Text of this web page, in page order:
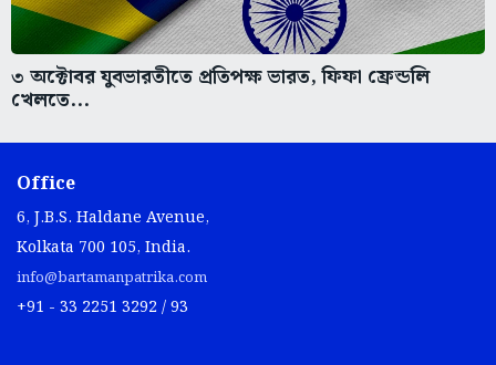
৩ অক্টোবর যুবভারতীতে প্রতিপক্ষ ভারত, ফিফা ফ্রেন্ডলি
খেলতে...
Office
6, J.B.S. Haldane Avenue,
Kolkata 700 105, India.
info@bartamanpatrika.com
+91 - 33 2251 3292 / 93